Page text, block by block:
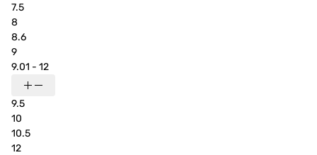
7.5
8
8.6
9
9.01 - 12
9.5
10
10.5
12